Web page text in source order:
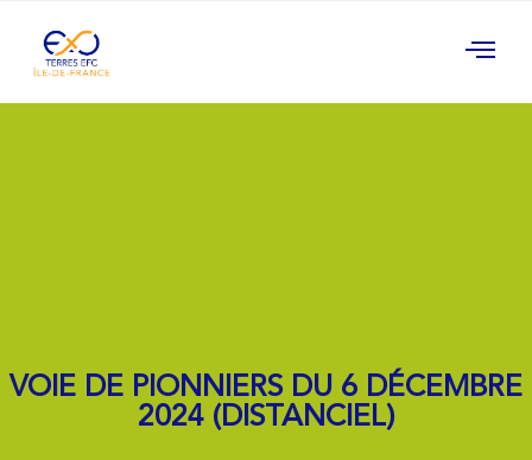
VOIE DE PIONNIERS DU 6 DÉCEMBRE
2024 (DISTANCIEL)